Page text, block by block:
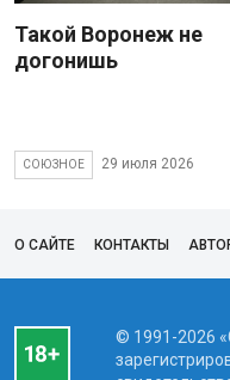
Такой Воронеж не
догонишь
СОЮЗНОЕ 29 июля 2026
О САЙТЕ КОНТАКТЫ
© 1991-2026